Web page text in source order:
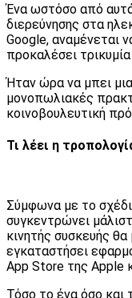
Ένα ωστόσο από
διερεύνησης στα
Google, αναμένεται
προκαλέσει
Ήταν ώρα να μπει
μονοπωλιακές
κοινοβουλευτική
Τι λέει η
Σύμφωνα με το
συγκεντρώνει
κινητής συσκευής
εγκαταστήσει
App Store της Apple
Τόσο το ένα όσο και